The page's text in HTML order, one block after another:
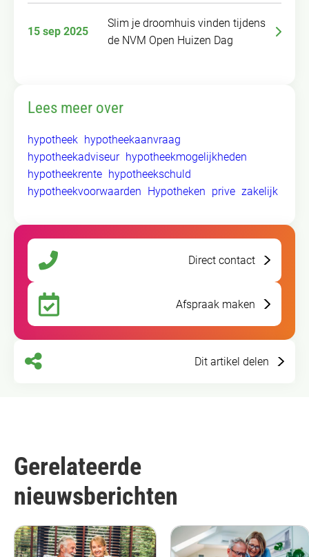
15 sep 2025
Slim je droomhuis vinden tijdens
de NVM Open Huizen Dag
Lees meer over
hypotheek hypotheekaanvraag
hypotheekadviseur hypotheekmogelijkheden
hypotheekrente hypotheekschuld
hypotheekvoorwaarden Hypotheken prive zakelijk
Direct contact
Afspraak maken
Dit artikel delen
Gerelateerde
nieuwsberichten